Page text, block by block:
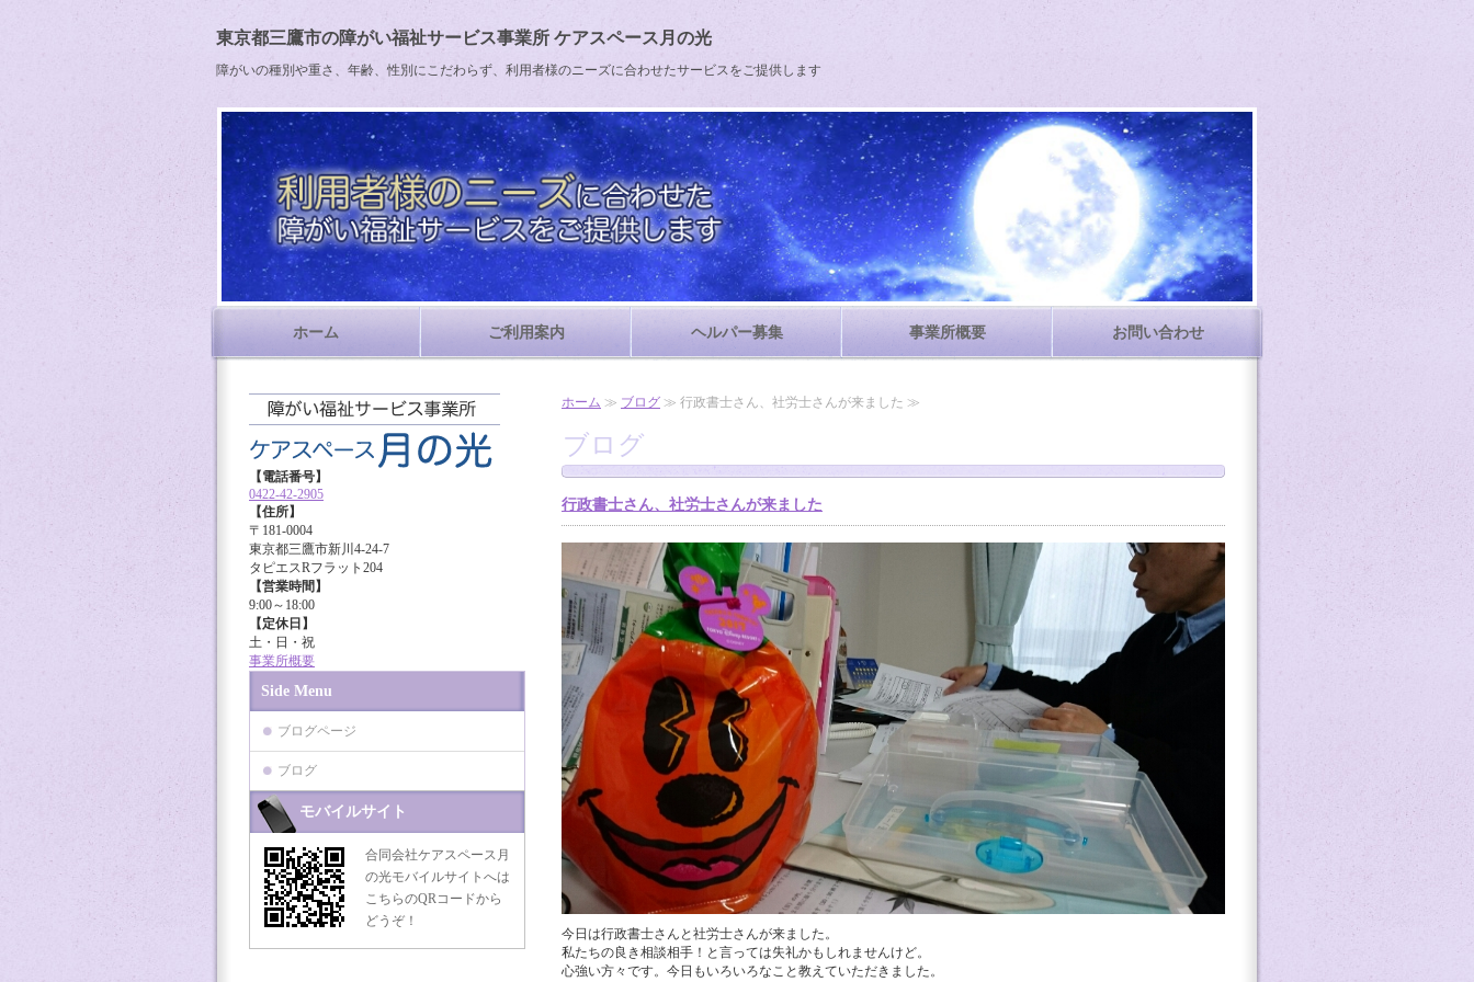
東京都三鷹市の障がい福祉サービス事業所 ケアスペース月の光
障がいの種別や重さ、年齢、性別にこだわらず、利用者様のニーズに合わせたサービスをご提供します
ホーム ご利用案内 ヘルパー募集 事業所概要 お問い合わせ
ホーム ≫ ブログ ≫ 行政書士さん、社労士さんが来ました ≫
ブログ
行政書士さん、社労士さんが来ました
今日は行政書士さんと社労士さんが来ました。
私たちの良き相談相手！と言っては失礼かもしれませんけど。
心強い方々です。今日もいろいろなこと教えていただきました。
【電話番号】
0422-42-2905
【住所】
〒181-0004
東京都三鷹市新川4-24-7
タピエスRフラット204
【営業時間】
9:00～18:00
【定休日】
土・日・祝
事業所概要
Side Menu
ブログページ
ブログ
モバイルサイト
合同会社ケアスペース月
の光モバイルサイトへは
こちらのQRコードから
どうぞ！